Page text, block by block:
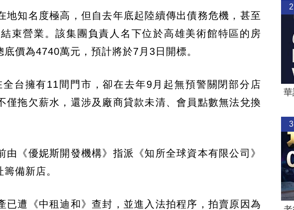
知名度極高，但自去年底起陸續傳出債務危機，甚至
束營業。該集團負責人名下位於高雄美術館特區的房
價為4740萬元，預計將於7月3日開標。
台擁有11間門市，卻在去年9月起無預警關閉部分店
拖欠薪水，還涉及廠商貸款未清、會員點數無法兌換
《優妮斯開發機構》指派《知所全球資本有限公司》
備新店。
遭《中租迪和》查封，並進入法拍程序，拍賣原因為
2
3